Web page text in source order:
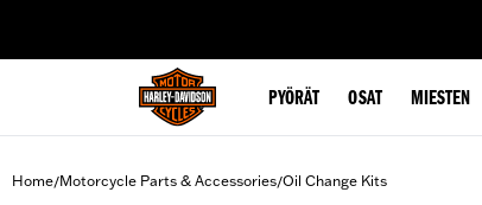
PYÖRÄT OSAT MIESTEN
Home/Motorcycle Parts & Accessories/Oil Change Kits